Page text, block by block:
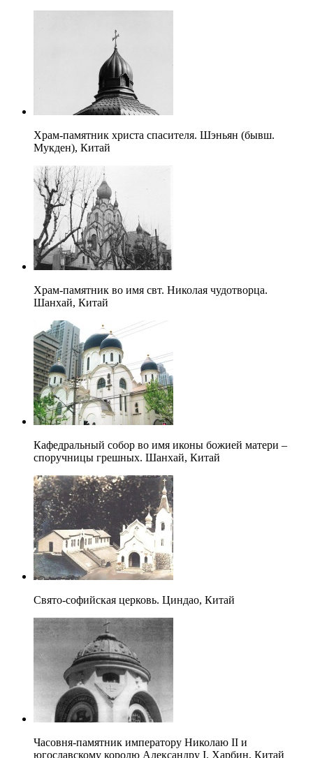
Храм-памятник христа спасителя. Шэньян (бывш.
Мукден), Китай
Храм-памятник во имя свт. Николая чудотворца.
Шанхай, Китай
Кафедральный собор во имя иконы божией матери –
споручницы грешных. Шанхай, Китай
Свято-софийская церковь. Циндао, Китай
Часовня-памятник императору Николаю II и
югославскому королю Александру I. Харбин, Китай